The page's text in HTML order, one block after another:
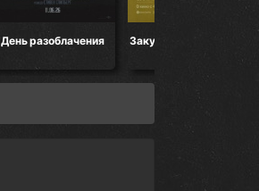
День разоблачения Закулисье реальности